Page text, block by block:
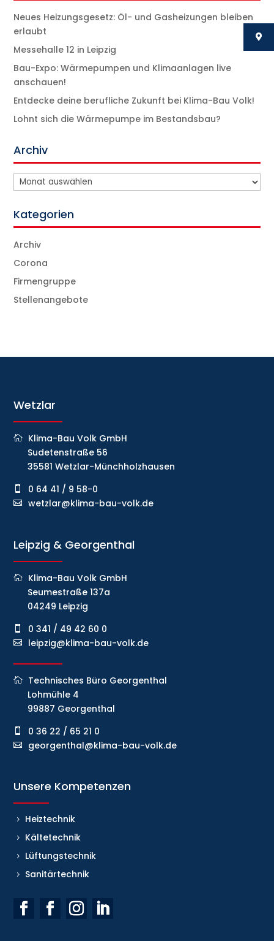
Neues Heizungsgesetz: Öl- und Gasheizungen bleiben
erlaubt
Messehalle 12 in Leipzig
Bau-Expo: Wärmepumpen und Klimaanlagen live
anschauen!
Entdecke deine berufliche Zukunft bei Klima-Bau Volk!
Lohnt sich die Wärmepumpe im Bestandsbau?
Archiv
Archiv
Kategorien
Archiv
Corona
Firmengruppe
Stellenangebote
Wetzlar
Klima-Bau Volk GmbH
Sudetenstraße 56
35581 Wetzlar-Münchholzhausen
0 64 41 / 9 58-0
wetzlar@klima-bau-volk.de
Leipzig & Georgenthal
Klima-Bau Volk GmbH
Seumestraße 137a
04249 Leipzig
0 341 / 49 42 60 0
leipzig@klima-bau-volk.de
Technisches Büro Georgenthal
Lohmühle 4
99887 Georgenthal
0 36 22 / 65 21 0
georgenthal@klima-bau-volk.de
Unsere Kompetenzen
Heiztechnik
Kältetechnik
Lüftungstechnik
Sanitärtechnik